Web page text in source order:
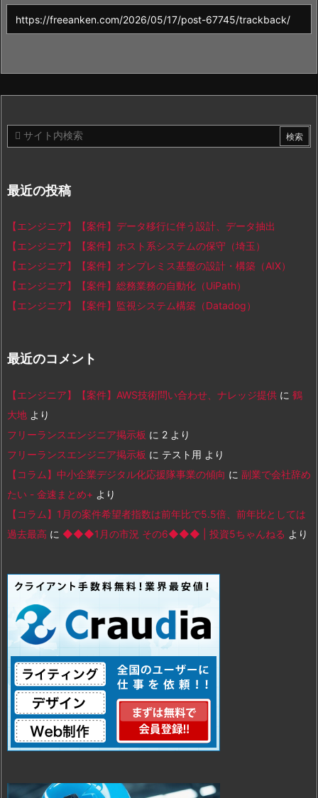
最近の投稿
【エンジニア】【案件】データ移行に伴う設計、データ抽出
【エンジニア】【案件】ホスト系システムの保守（埼玉）
【エンジニア】【案件】オンプレミス基盤の設計・構築（AIX）
【エンジニア】【案件】総務業務の自動化（UiPath）
【エンジニア】【案件】監視システム構築（Datadog）
最近のコメント
【エンジニア】【案件】AWS技術問い合わせ、ナレッジ提供 に 鶴
大地 より
フリーランスエンジニア掲示板 に 2 より
フリーランスエンジニア掲示板 に テスト用 より
【コラム】中小企業デジタル化応援隊事業の傾向 に 副業で会社辞め
たい - 金速まとめ+ より
【コラム】1月の案件希望者指数は前年比で5.5倍、前年比としては
過去最高 に ◆◆◆1月の市況 その6◆◆◆ | 投資5ちゃんねる より